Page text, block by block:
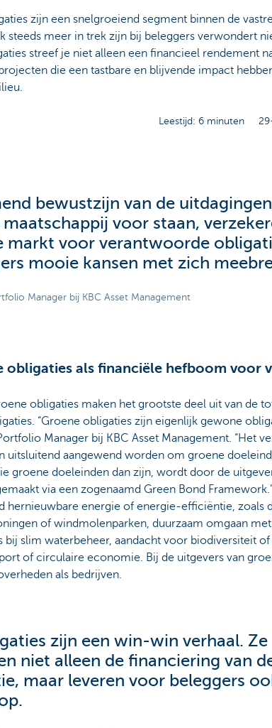
zijn een snelgroeiend segment binnen de
steeds meer in trek zijn bij beleggers verwondert
streef je niet alleen een financieel rendement
die een tastbare en blijvende impact
Leestijd: 6 minuten
bewustzijn van de
maatschappij voor staan,
markt voor verantwoorde
mooie kansen met zich
Manager bij KBC Asset Management
obligaties als financiële hefboom voor
obligaties maken het grootste deel uit van de
“Groene obligaties zijn eigenlijk gewone
Manager bij KBC Asset Management. “Het
uitsluitend aangewend worden om groene
groene doeleinden dan zijn, wordt door de
via een zogenaamd Green Bond
hernieuwbare energie of energie-efficiëntie, zoals
of windmolenparken, duurzaam omgaan
bij slim waterbeheer, aandacht voor biodiversiteit
of circulaire economie. Bij de uitgevers van
als bedrijven.
zijn een win-win verhaal. Ze
niet alleen de financiering van
maar leveren voor beleggers